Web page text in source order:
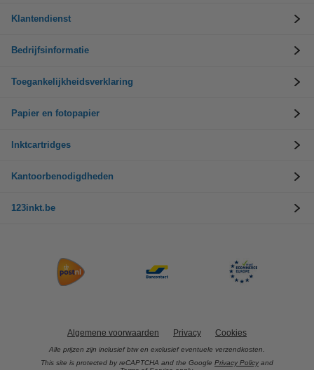
Klantendienst
Bedrijfsinformatie
Toegankelijkheidsverklaring
Papier en fotopapier
Inktcartridges
Kantoorbenodigdheden
123inkt.be
Algemene voorwaarden Privacy Cookies
Alle prijzen zijn inclusief btw en exclusief eventuele verzendkosten.
This site is protected by reCAPTCHA and the Google Privacy Policy and